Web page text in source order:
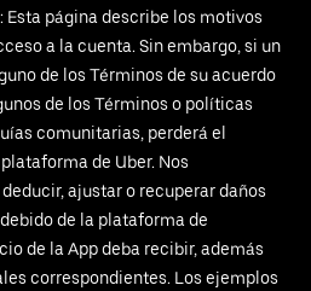
página describe los motivos
a la cuenta. Sin embargo, si un
de los Términos de su acuerdo
de los Términos o políticas
comunitarias, perderá el
de Uber. Nos
ajustar o recuperar daños
de la plataforma de
de la App deba recibir, además
correspondientes. Los ejemplos